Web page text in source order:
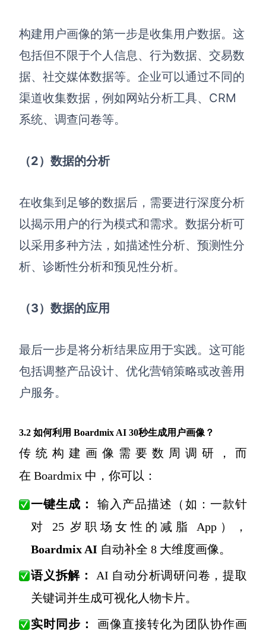
构建用户画像的第一步是收集用户数据。这
包括但不限于个人信息、行为数据、交易数
据、社交媒体数据等。企业可以通过不同的
渠道收集数据，例如网站分析工具、CRM
系统、调查问卷等。
（2）数据的分析
在收集到足够的数据后，需要进行深度分析
以揭示用户的行为模式和需求。数据分析可
以采用多种方法，如描述性分析、预测性分
析、诊断性分析和预见性分析。
（3）数据的应用
最后一步是将分析结果应用于实践。这可能
包括调整产品设计、优化营销策略或改善用
户服务。
3.2 如何利用 Boardmix AI 30秒生成用户画像？
传统构建画像需要数周调研，而
在 Boardmix 中，你可以：
一键生成：
输入产品描述（如：一款针
对 25 岁职场女性的减脂 App），
Boardmix AI 自动补全 8 大维度画像。
语义拆解：
AI 自动分析调研问卷，提取
关键词并生成可视化人物卡片。
实时同步：
画像直接转化为团队协作画